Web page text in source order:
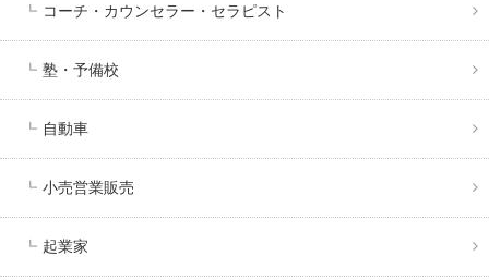
コーチ・カウンセラー・セラピスト
塾・予備校
自動車
小売営業販売
起業家